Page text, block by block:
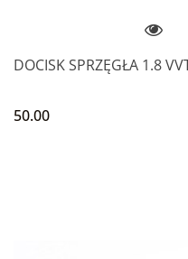
DOCISK SPRZĘGŁA 1.8
50.00